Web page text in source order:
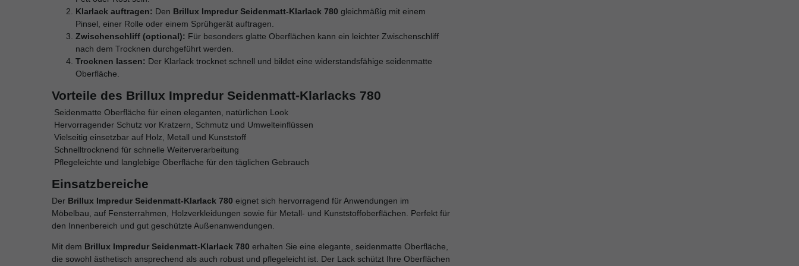
Klarlack auftragen: Den Brillux Impredur Seidenmatt-Klarlack 780 gleichmäßig mit einem
Pinsel, einer Rolle oder einem Sprühgerät auftragen.
Zwischenschliff (optional): Für besonders glatte Oberflächen kann ein leichter Zwischenschliff
nach dem Trocknen durchgeführt werden.
Trocknen lassen: Der Klarlack trocknet schnell und bildet eine widerstandsfähige seidenmatte
Oberfläche.
Vorteile des Brillux Impredur Seidenmatt-Klarlacks 780
Seidenmatte Oberfläche für einen eleganten, natürlichen Look
Hervorragender Schutz vor Kratzern, Schmutz und Umwelteinflüssen
Vielseitig einsetzbar auf Holz, Metall und Kunststoff
Schnelltrocknend für schnelle Weiterverarbeitung
Pflegeleichte und langlebige Oberfläche für den täglichen Gebrauch
Einsatzbereiche
Der Brillux Impredur Seidenmatt-Klarlack 780 eignet sich hervorragend für Anwendungen im
Möbelbau, auf Fensterrahmen, Holzverkleidungen sowie für Metall- und Kunststoffoberflächen. Perfekt für
den Innenbereich und gut geschützte Außenanwendungen.
Mit dem Brillux Impredur Seidenmatt-Klarlack 780 erhalten Sie eine elegante, seidenmatte Oberfläche,
die sowohl ästhetisch ansprechend als auch robust und pflegeleicht ist. Der Lack schützt Ihre Oberflächen